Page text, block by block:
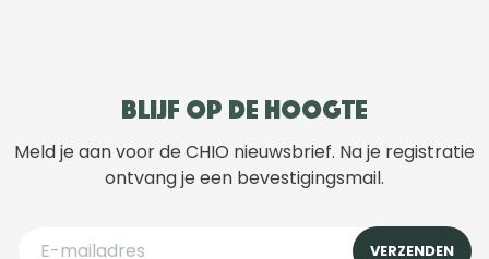
Blijf op de hoogte
Meld je aan voor de CHIO nieuwsbrief. Na je registratie
ontvang je een bevestigingsmail.